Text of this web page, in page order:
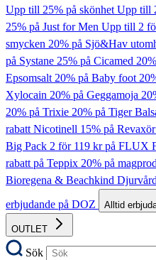
Upp till 25% på skönhetUpp till
25% på Just for Men Upp till 2
smycken 20% på Sjö&Hav
på Systane 25% på Cicamed
Epsomsalt20% på Baby foot
Xylocain 20% på Geggamoja
20% på Trixie 20% på Tiger
rabatt Nicotinell 15% på Revaxör
Big Pack 2 för 119 kr på FLUX
rabatt på Teppix 20% på
Bioregena & Beachkind
erbjudande på DOZ
Alltid
OUTLET
Sök